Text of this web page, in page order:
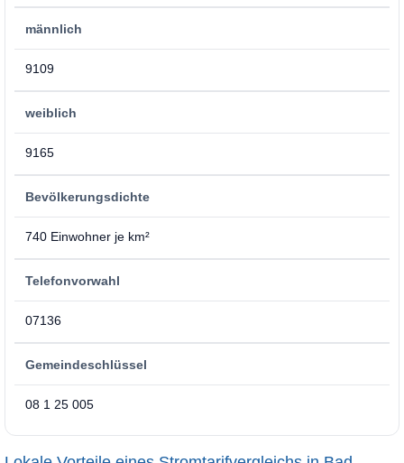
männlich
9109
weiblich
9165
Bevölkerungsdichte
740 Einwohner je km²
Telefonvorwahl
07136
Gemeindeschlüssel
08 1 25 005